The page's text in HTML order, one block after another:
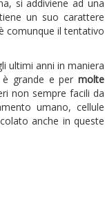
si addiviene ad una
un suo carattere
comunque il tentativo
ultimi anni in maniera
è grande e per molte
non sempre facili da
umano, cellule
anche in queste